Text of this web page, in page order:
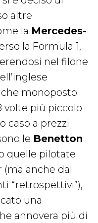
altre
la Mercedes-
la Formula 1,
nel filone
monoposto
volte più piccolo
caso a prezzi
le Benetton
quelle pilotate
(ma anche dal
“retrospettivi”),
una
annovera più di